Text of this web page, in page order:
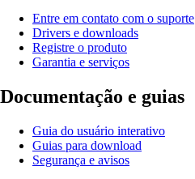
Entre em contato com o suporte
Drivers e downloads
Registre o produto
Garantia e serviços
Documentação e guias
Guia do usuário interativo
Guias para download
Segurança e avisos